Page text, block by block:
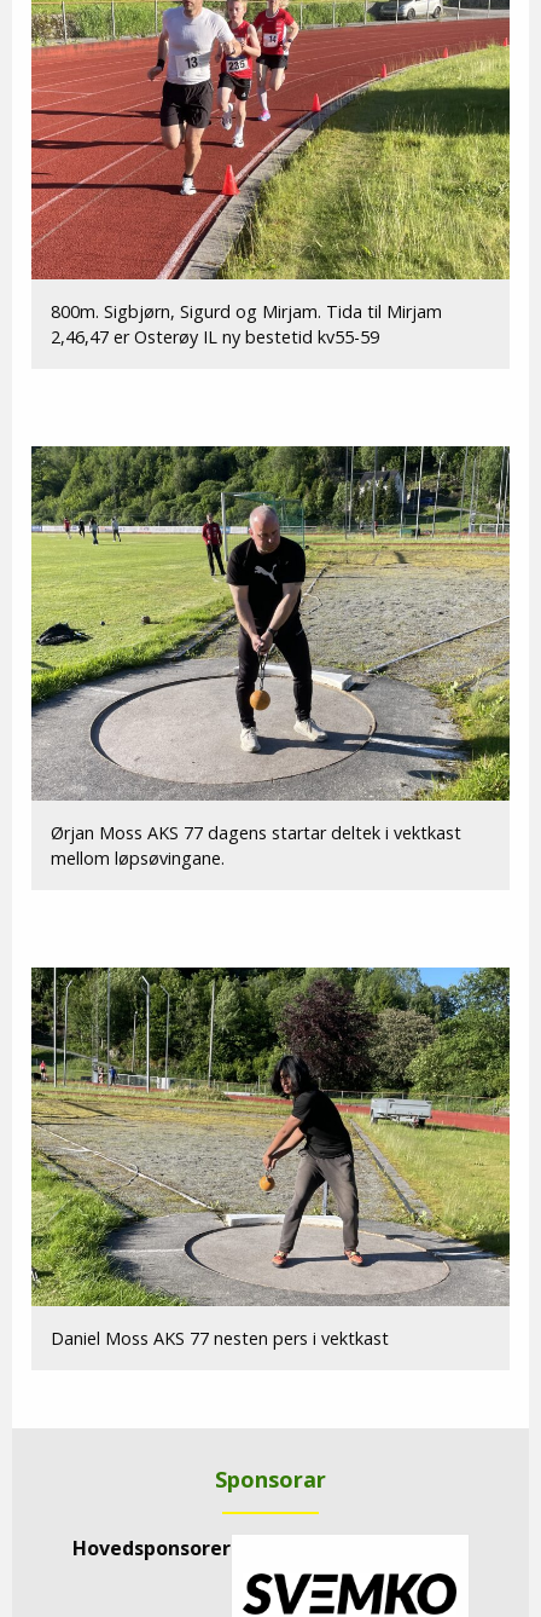
800m. Sigbjørn, Sigurd og Mirjam. Tida til Mirjam
2,46,47 er Osterøy IL ny bestetid kv55-59
Ørjan Moss AKS 77 dagens startar deltek i vektkast
mellom løpsøvingane.
Daniel Moss AKS 77 nesten pers i vektkast
Sponsorar
Hovedsponsorer